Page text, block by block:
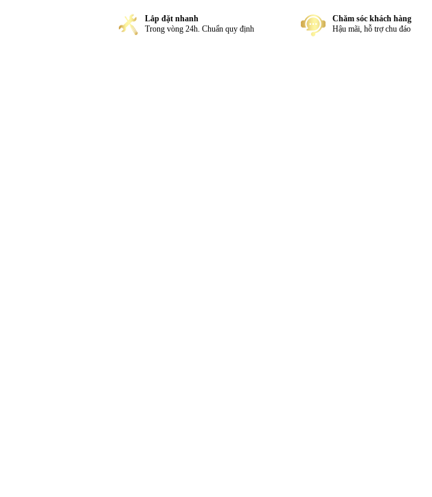
Lắp đặt nhanh
Trong vòng 24h. Chuẩn quy định
Chăm sóc khách hàng
Hậu mãi, hỗ trợ chu đáo